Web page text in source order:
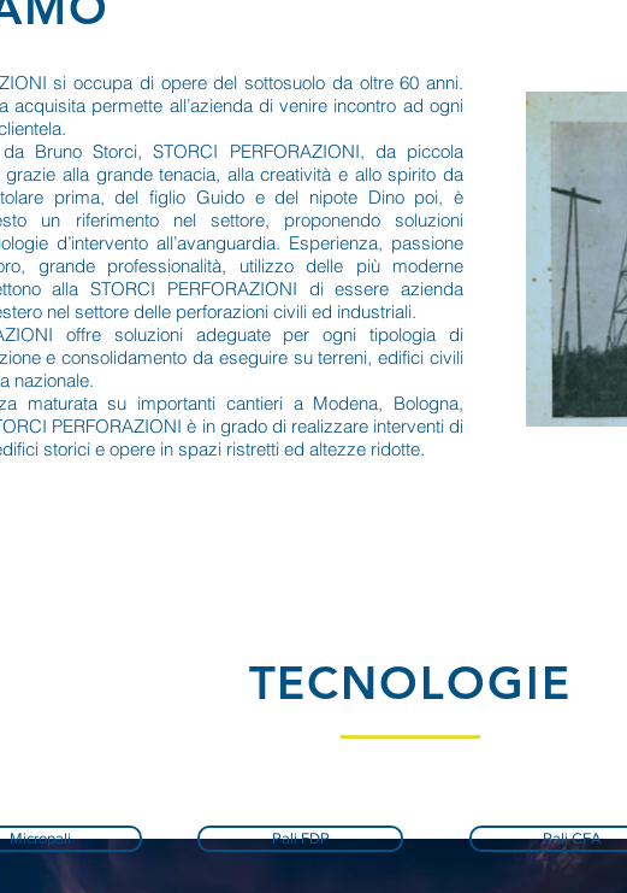
si occupa di opere del sottosuolo da oltre 60 anni.
acquisita permette all’azienda di venire incontro ad ogni
Bruno Storci, STORCI PERFORAZIONI, da piccola
grazie alla grande tenacia, alla creatività e allo spirito da
prima, del figlio Guido e del nipote Dino poi, è
un riferimento nel settore, proponendo soluzioni
d’intervento all’avanguardia. Esperienza, passione
grande professionalità, utilizzo delle più moderne
alla STORCI PERFORAZIONI di essere azienda
nel settore delle perforazioni civili ed industriali.
offre soluzioni adeguate per ogni tipologia di
e consolidamento da eseguire su terreni, edifici civili
nazionale.
maturata su importanti cantieri a Modena, Bologna,
PERFORAZIONI è in grado di realizzare interventi di
storici e opere in spazi ristretti ed altezze ridotte.
TECNOLOGIE
Micropali Pali FDP Pali CFA